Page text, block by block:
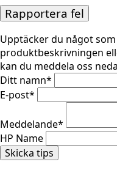
Rapportera fel
Upptäcker du något
produktbeskrivningen
kan du meddela oss
Ditt namn*
E-post*
Meddelande*
HP Name
Skicka tips